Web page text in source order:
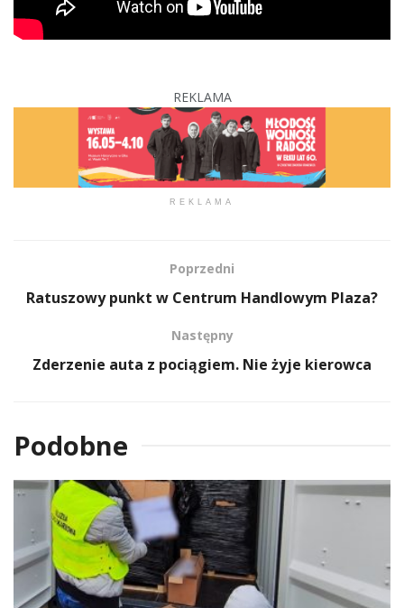
REKLAMA
REKLAMA
Poprzedni
Ratuszowy punkt w Centrum Handlowym Plaza?
Następny
Zderzenie auta z pociągiem. Nie żyje kierowca
Podobne